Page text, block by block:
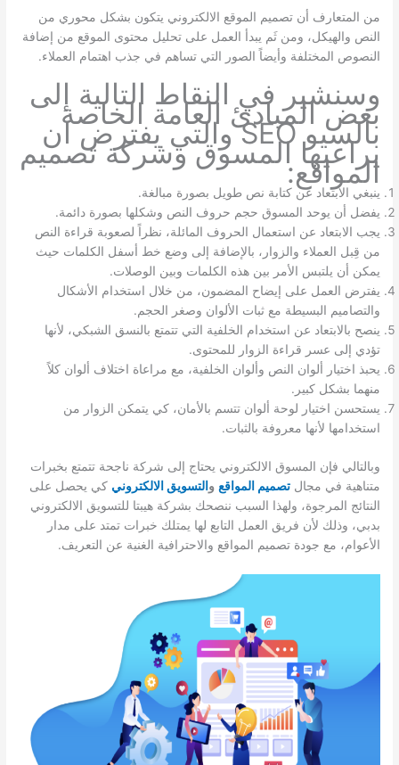
من المتعارف أن تصميم الموقع الالكتروني يتكون بشكل محوري من
النص والهيكل، ومن ثَم يبدأ العمل على تحليل محتوى الموقع من إضافة
النصوص المختلفة وأيضاً الصور التي تساهم في جذب اهتمام العملاء.
وسنشير في النقاط التالية إلى
بعض المبادئ العامة الخاصة
بالسيو SEO والتي يفترض ان
يراعيها المسوق وشركة تصميم
المواقع:
ينبغي الابتعاد عن كتابة نص طويل بصورة مبالغة.
يفضل أن يوحد المسوق حجم حروف النص وشكلها بصورة دائمة.
يجب الابتعاد عن استعمال الحروف المائلة، نظراً لصعوبة قراءة النص
من قِبل العملاء والزوار، بالإضافة إلى وضع خط أسفل الكلمات حيث
يمكن أن يلتبس الأمر بين هذه الكلمات وبين الوصلات.
يفترض العمل على إيضاح المضمون، من خلال استخدام الأشكال
والتصاميم البسيطة مع ثبات الألوان وصغر الحجم.
ينصح بالابتعاد عن استخدام الخلفية التي تتمتع بالنسق الشبكي، لأنها
تؤدي إلى عسر قراءة الزوار للمحتوى.
يحبذ اختيار ألوان النص وألوان الخلفية، مع مراعاة اختلاف ألوان كلاً
منهما بشكل كبير.
يستحسن اختيار لوحة ألوان تتسم بالأمان، كي يتمكن الزوار من
استخدامها لأنها معروفة بالثبات.
وبالتالي فإن المسوق الالكتروني يحتاج إلى شركة ناجحة تتمتع بخبرات
متناهية في مجالتصميم المواقع و التسويق الالكتروني كي يحصل على
النتائج المرجوة، ولهذا السبب ننصحك بشركة هيبتا للتسويق الالكتروني
بدبي، وذلك لأن فريق العمل التابع لها يمتلك خبرات تمتد على مدار
الأعوام، مع جودة تصميم المواقع والاحترافية الغنية عن التعريف.